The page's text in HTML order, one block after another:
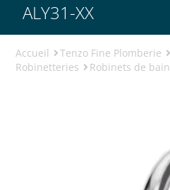
ALY31-XX
Accueil Tenzo Fine Plomberie
Robinetteries
Robinets de bain